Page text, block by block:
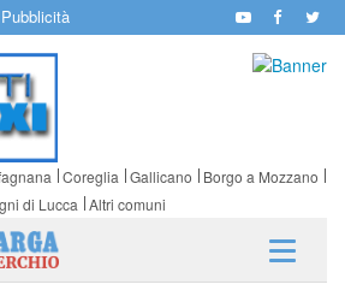
Pubblicità
Coreglia Gallicano
Borgo a Mozzano
di Lucca Altri comuni